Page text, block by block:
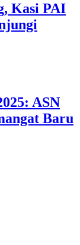
Kasi PAI
ASN
Baru